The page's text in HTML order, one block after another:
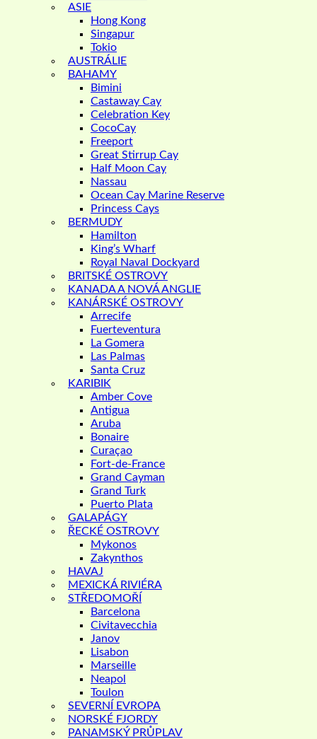
ASIE
Hong Kong
Singapur
Tokio
AUSTRÁLIE
BAHAMY
Bimini
Castaway Cay
Celebration Key
CocoCay
Freeport
Great Stirrup Cay
Half Moon Cay
Nassau
Ocean Cay Marine Reserve
Princess Cays
BERMUDY
Hamilton
King’s Wharf
Royal Naval Dockyard
BRITSKÉ OSTROVY
KANADA A NOVÁ ANGLIE
KANÁRSKÉ OSTROVY
Arrecife
Fuerteventura
La Gomera
Las Palmas
Santa Cruz
KARIBIK
Amber Cove
Antigua
Aruba
Bonaire
Curaçao
Fort-de-France
Grand Cayman
Grand Turk
Puerto Plata
GALAPÁGY
ŘECKÉ OSTROVY
Mykonos
Zakynthos
HAVAJ
MEXICKÁ RIVIÉRA
STŘEDOMOŘÍ
Barcelona
Civitavecchia
Janov
Lisabon
Marseille
Neapol
Toulon
SEVERNÍ EVROPA
NORSKÉ FJORDY
PANAMSKÝ PRŮPLAV